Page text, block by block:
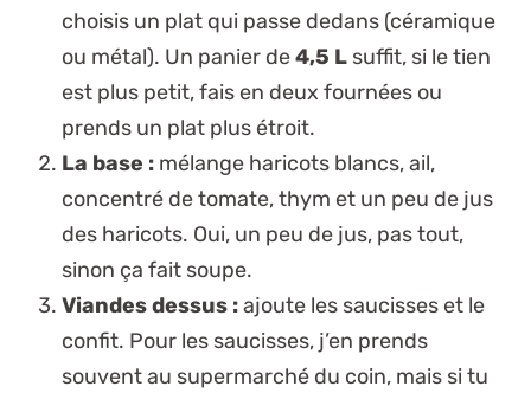
choisis un plat qui passe dedans (céramique
ou métal). Un panier de4,5 L suffit, si le tien
est plus petit, fais en deux fournées ou
prends un plat plus étroit.
La base : mélange haricots blancs, ail,
concentré de tomate, thym et un peu de jus
des haricots. Oui, un peu de jus, pas tout,
sinon ça fait soupe.
Viandes dessus :ajoute les saucisses et le
confit. Pour les saucisses, j’en prends
souvent au supermarché du coin, mais si tu